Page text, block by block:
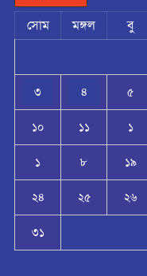
সোম মঙ্গল বু
৩ ৪ ৫
১০ ১১ ১
১ ৮ ১৯
২৪ ২৫ ২৬
৩১